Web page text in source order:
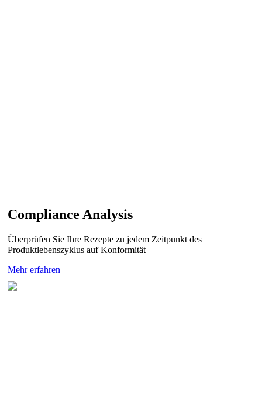
Compliance Analysis
Überprüfen Sie Ihre Rezepte zu jedem Zeitpunkt des
Produktlebenszyklus auf Konformität
Mehr erfahren